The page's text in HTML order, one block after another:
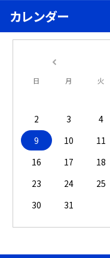
カレンダー
日 月 火
2
3 4
9
10 11
16
17 18
23
24 25
30
31